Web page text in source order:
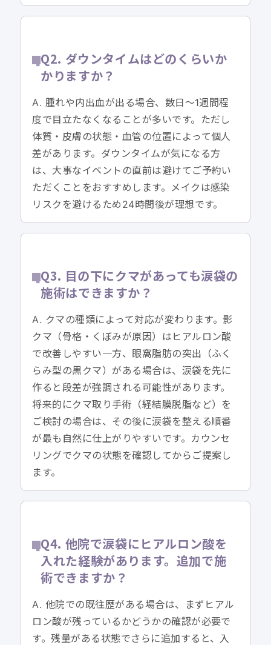
Q2. ダウンタイムはどのくらいか
かりますか？
A. 腫れや内出血が出る場合、数日〜1週間程
度で目立たなくなることが多いです。ただし
体質・皮膚の状態・血管の位置によって個人
差があります。ダウンタイムが気になる方
は、大事なイベントの直前は避けてご予約い
ただくことをおすすめします。メイクは感染
リスクを避けるため24時間後が理想です。
Q3. 目の下にクマがあっても涙袋の
施術はできますか？
A. クマの種類によって対応が変わります。影
クマ（骨格・くぼみが原因）はヒアルロン酸
で改善しやすい一方、眼窩脂肪の突出（ふく
らみ型の黒クマ）がある場合は、涙袋を先に
作ると段差が強調される可能性があります。
将来的にクマ取り手術（経結膜脱脂など）を
ご検討の場合は、その後に涙袋を整える順番
が最も自然に仕上がりやすいです。カウンセ
リングでクマの状態を確認してからご提案し
ます。
Q4. 他院で涙袋にヒアルロン酸を
入れた経験があります。追加で施
術できますか？
A. 他院での既往歴がある場合は、まずヒアル
ロン酸が残っているかどうかの確認が必要で
す。残量がある状態でさらに追加すると、入